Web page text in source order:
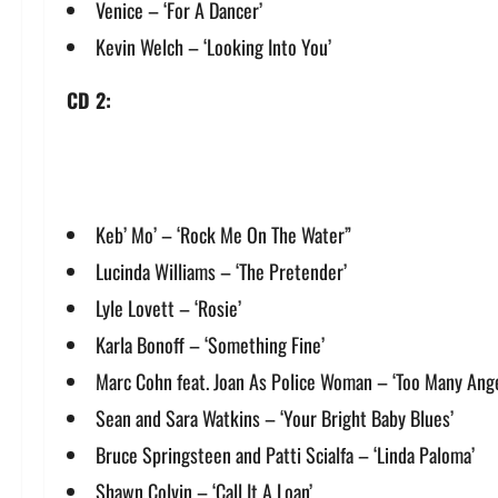
Venice – ‘For A Dancer’
Kevin Welch – ‘Looking Into You’
CD 2:
Keb’ Mo’ – ‘Rock Me On The Water”
Lucinda Williams – ‘The Pretender’
Lyle Lovett – ‘Rosie’
Karla Bonoff – ‘Something Fine’
Marc Cohn feat. Joan As Police Woman – ‘Too Many
Sean and Sara Watkins – ‘Your Bright Baby Blues’
Bruce Springsteen and Patti Scialfa – ‘Linda Paloma’
Shawn Colvin – ‘Call It A Loan’